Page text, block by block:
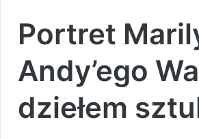
Portret
Andy’ego
dziełem